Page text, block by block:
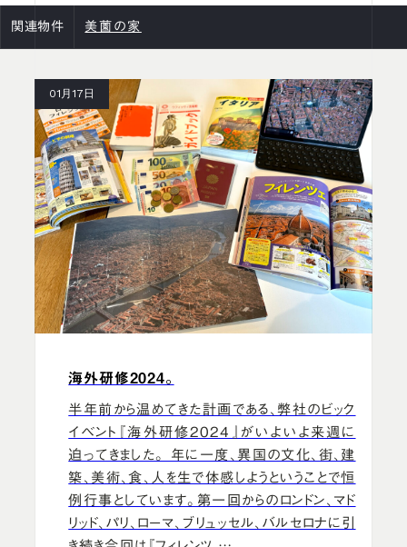
関連物件 美薗の家
01月17日
海外研修2024。
半年前から温めてきた計画である、弊社のビック
イベント『海外研修2024』がいよいよ来週に
迫ってきました。 年に一度、異国の文化、街、建
築、美術、食、人を生で体感しようということで恒
例行事としています。第一回からのロンドン、マド
リッド、パリ、ローマ、ブリュッセル、バルセロナに引